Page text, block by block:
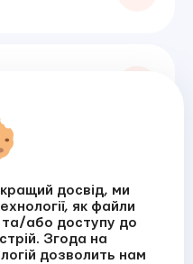
досвід, ми
як файли
та/або доступу до
Згода на
дозволить нам
Політику приватності